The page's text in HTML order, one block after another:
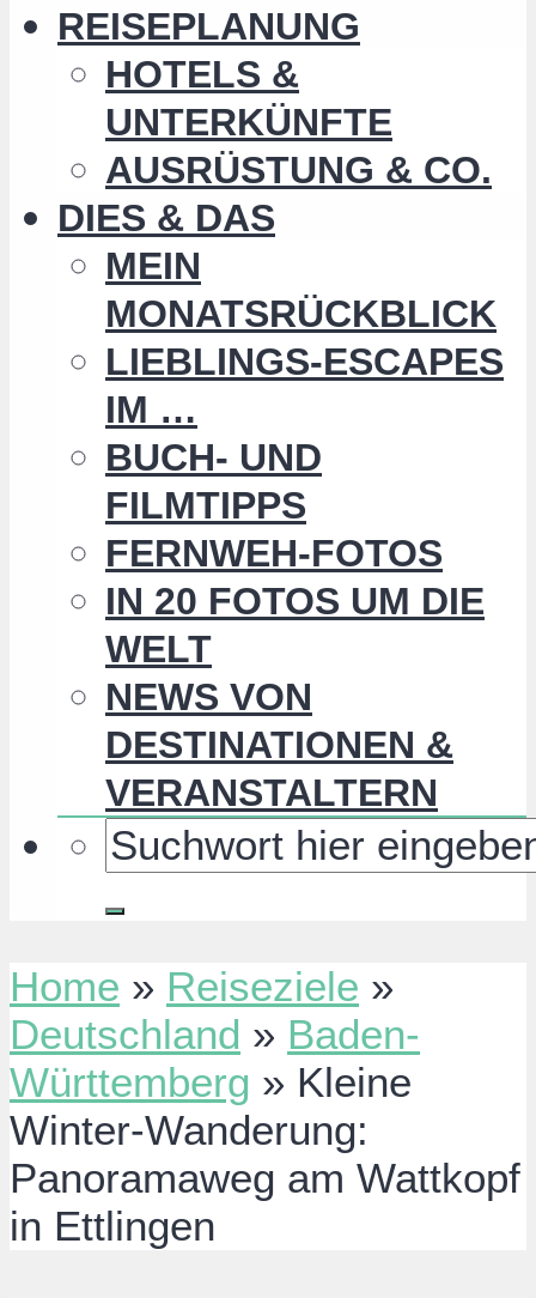
REISEPLANUNG
HOTELS &
UNTERKÜNFTE
AUSRÜSTUNG & CO.
DIES & DAS
MEIN
MONATSRÜCKBLICK
LIEBLINGS-ESCAPES
IM …
BUCH- UND
FILMTIPPS
FERNWEH-FOTOS
IN 20 FOTOS UM DIE
WELT
NEWS VON
DESTINATIONEN &
VERANSTALTERN
Home » Reiseziele »
Deutschland » Baden-
Württemberg » Kleine
Winter-Wanderung:
Panoramaweg am Wattkopf
in Ettlingen